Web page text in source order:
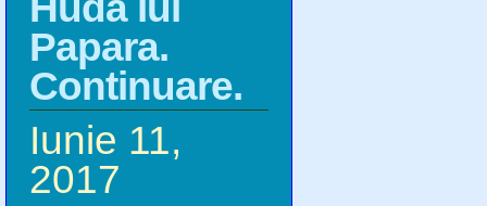
Papara.
Continuare.
Iunie 11,
2017